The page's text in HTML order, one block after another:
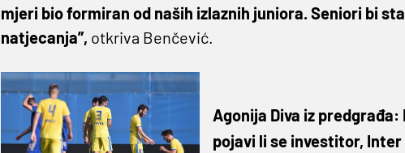
mjeri bio formiran od naših izlaznih juniora. Seniori bi
natjecanja”, otkriva Benčević.
Agonija Diva iz
pojavi li se investitor,